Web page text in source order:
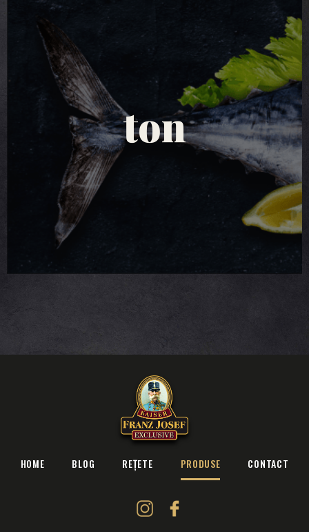
salate de ton
HOME BLOG REȚETE PRODUSE CONTACT